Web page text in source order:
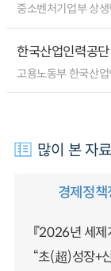
중소벤처기업부 상
한국산업인력공
고용노동부 한국산
많이 본 자료
경제정책
『2026년 세제
“초(超)성장+